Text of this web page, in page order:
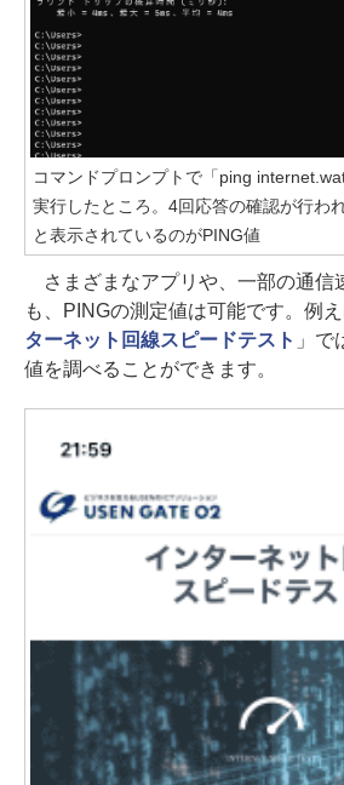
コマンドプロンプトで「ping
実行したところ。4回応答の確認が行わ
と表示されているのがPING値
さまざまなアプリや、一部の通信
も、PINGの測定値は可能です。例
ターネット回線スピードテスト 」
値を調べることができます。